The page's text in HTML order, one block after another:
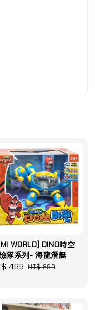
WORLD] DINO時空
隊系列- 海龍潛艇
499 Regular
NT$ 899